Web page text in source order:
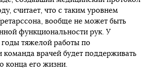
считает, что с таким уровнем
вообще не может быть
функциональности рук. У
тяжелой работы по
команда врачей будет поддерживать
конца его жизни.